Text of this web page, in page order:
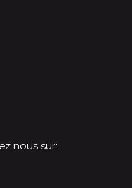
nous sur: